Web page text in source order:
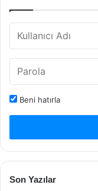
Beni hatırla
Son Yazılar